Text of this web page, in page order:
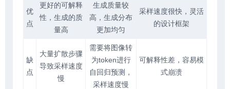
优
点
更好的可解释
性，生成的质
量高
生成质量较
高，生成分布
更加均匀
采样速度很快，灵活
的设计框架
缺
点
大量扩散步骤
导致采样速度
慢
需要将图像转
为token进行
自回归预测，
采样速度慢
可解释性差，容易模
式崩溃